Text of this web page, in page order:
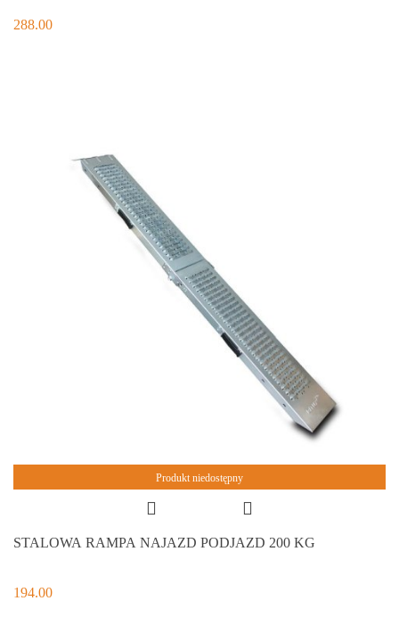
288.00
Produkt niedostępny
STALOWA RAMPA NAJAZD PODJAZD 200 KG
194.00